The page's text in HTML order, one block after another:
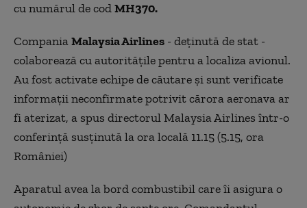
cu numărul de codMH370.
CompaniaMalaysia Airlines - deținută de stat -
colaborează cu autoritățile pentru a localiza avionul.
Au fost activate echipe de căutare și sunt verificate
informații neconfirmate potrivit cărora aeronava ar
fi aterizat, a spus directorul Malaysia Airlines într-o
conferință susținută la ora locală 11.15 (5.15, ora
României)
Aparatul avea la bord combustibil care îi asigura o